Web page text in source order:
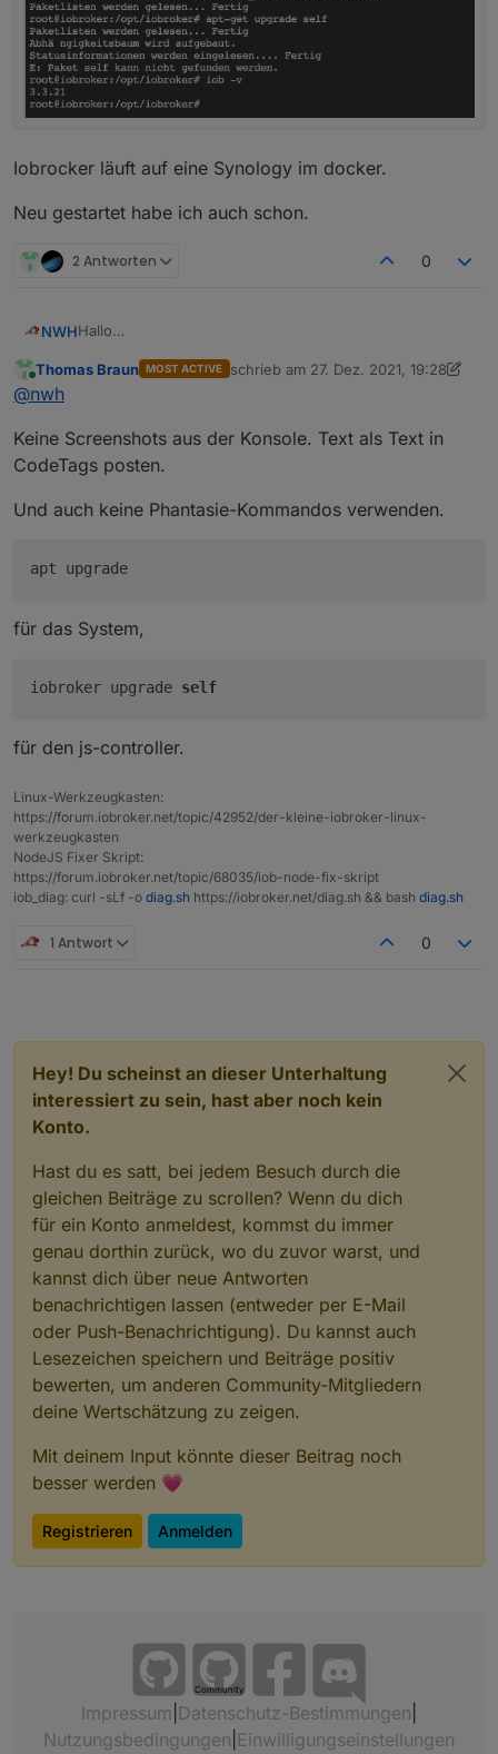
Iobrocker läuft auf eine Synology im docker.
Neu gestartet habe ich auch schon.
2 Antworten 0
NWHHallo
diesmal kommt diese Meldung.
Iobrocker läuft auf eine Synology im docker.
Online
Thomas Braun MOST ACTIVE schrieb am 27. Dez. 2021, 19:28
zuletzt editiert von Thomas Braun
@nwh
Keine Screenshots aus der Konsole. Text als Text in
CodeTags posten.
Und auch keine Phantasie-Kommandos verwenden.
für das System,
iobroker upgrade self
für den js-controller.
Linux-Werkzeugkasten:
https://forum.iobroker.net/topic/42952/der-kleine-iobroker-linux-
werkzeugkasten
NodeJS Fixer Skript:
https://forum.iobroker.net/topic/68035/iob-node-fix-skript
iob_diag: curl -sLf -o diag.sh https://iobroker.net/diag.sh && bash diag.sh
1 Antwort 0
Hey! Du scheinst an dieser Unterhaltung
interessiert zu sein, hast aber noch kein
Konto.
Hast du es satt, bei jedem Besuch durch die
gleichen Beiträge zu scrollen? Wenn du dich
für ein Konto anmeldest, kommst du immer
genau dorthin zurück, wo du zuvor warst, und
kannst dich über neue Antworten
benachrichtigen lassen (entweder per E-Mail
oder Push-Benachrichtigung). Du kannst auch
Lesezeichen speichern und Beiträge positiv
bewerten, um anderen Community-Mitgliedern
deine Wertschätzung zu zeigen.
Mit deinem Input könnte dieser Beitrag noch
besser werden 💗
Registrieren Anmelden
Community
Impressum Datenschutz-Bestimmungen
Nutzungsbedingungen Einwilligungseinstellungen